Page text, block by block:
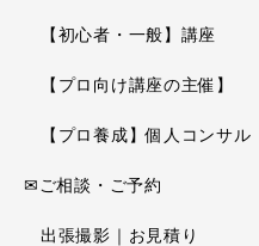
【初心者・一般】講座
【プロ向け講座の主催】
【プロ養成】個人コンサル
✉ご相談・ご予約
出張撮影｜お見積り